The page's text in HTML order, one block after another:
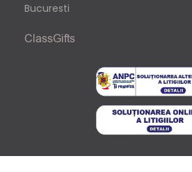
Bucuresti
ClassGifts